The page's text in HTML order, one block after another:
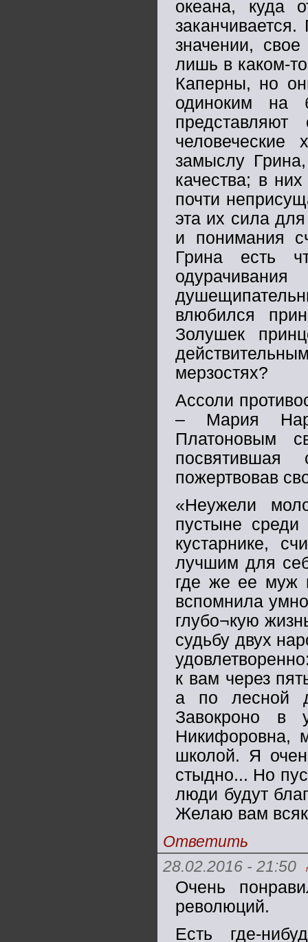
океана, куда
значении,
лишь в каком-
Каперны, но
одиноким на
замыслу
качества; в
почти
эта их сила
и понимания
Грина есть
влюбился
Золушек
мерзостях?
Ассоли
– Мария
Платоновым
пожертвовав
«Неужели
пустыне
кустарнике,
лучшим для
где же ее муж
вспомнила
глубо¬кую
судьбу двух
к вам через
а по лесной
Завокроно в
Никифоровна,
школой. Я
стыдно... Но
люди будут
Желаю вам
Ответить
28.02.2016 - 21:50
Очень
революций.
Есть где-